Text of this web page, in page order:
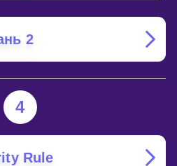
2
4
Rule